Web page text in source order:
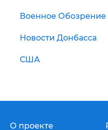
Военное Обозрение
Новости Донбасса
США
О проекте